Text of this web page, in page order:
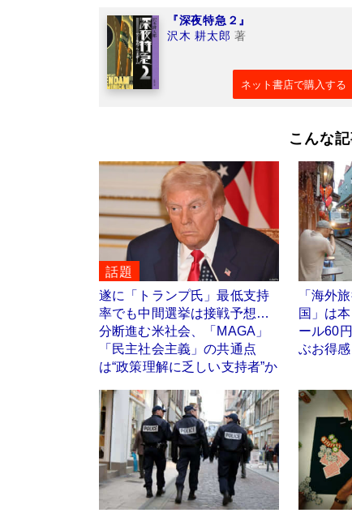
『深夜特急２』
沢木 耕太郎 著
ネット書店で購入する
こんな
話題
遂に「トランプ氏」最低支持
率でも中間選挙は接戦予想…
分断進む米社会、「MAGA」
「民主社会主義」の共通点
は“政策理解に乏しい支持者”か
「海外
国」は
ール60
ぶお得感